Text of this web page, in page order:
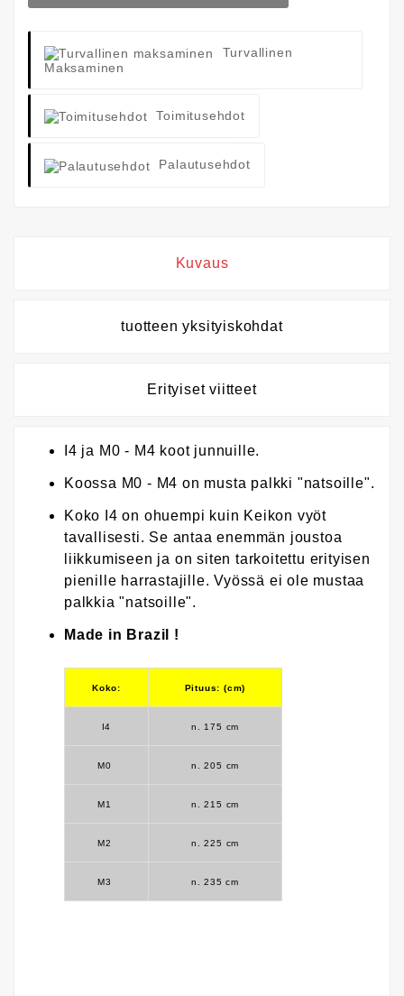
Turvallinen
Maksaminen
Toimitusehdot
Palautusehdot
Kuvaus
tuotteen yksityiskohdat
Erityiset viitteet
I4 ja M0 - M4 koot junnuille.
Koossa M0 - M4 on musta palkki "natsoille".
Koko I4 on ohuempi kuin Keikon vyöt
tavallisesti. Se antaa enemmän joustoa
liikkumiseen ja on siten tarkoitettu erityisen
pienille harrastajille. Vyössä ei ole mustaa
palkkia "natsoille".
Made in Brazil !
Koko: Pituus: (cm)
I4 n. 175 cm
M0 n. 205 cm
M1 n. 215 cm
M2 n. 225 cm
M3 n. 235 cm